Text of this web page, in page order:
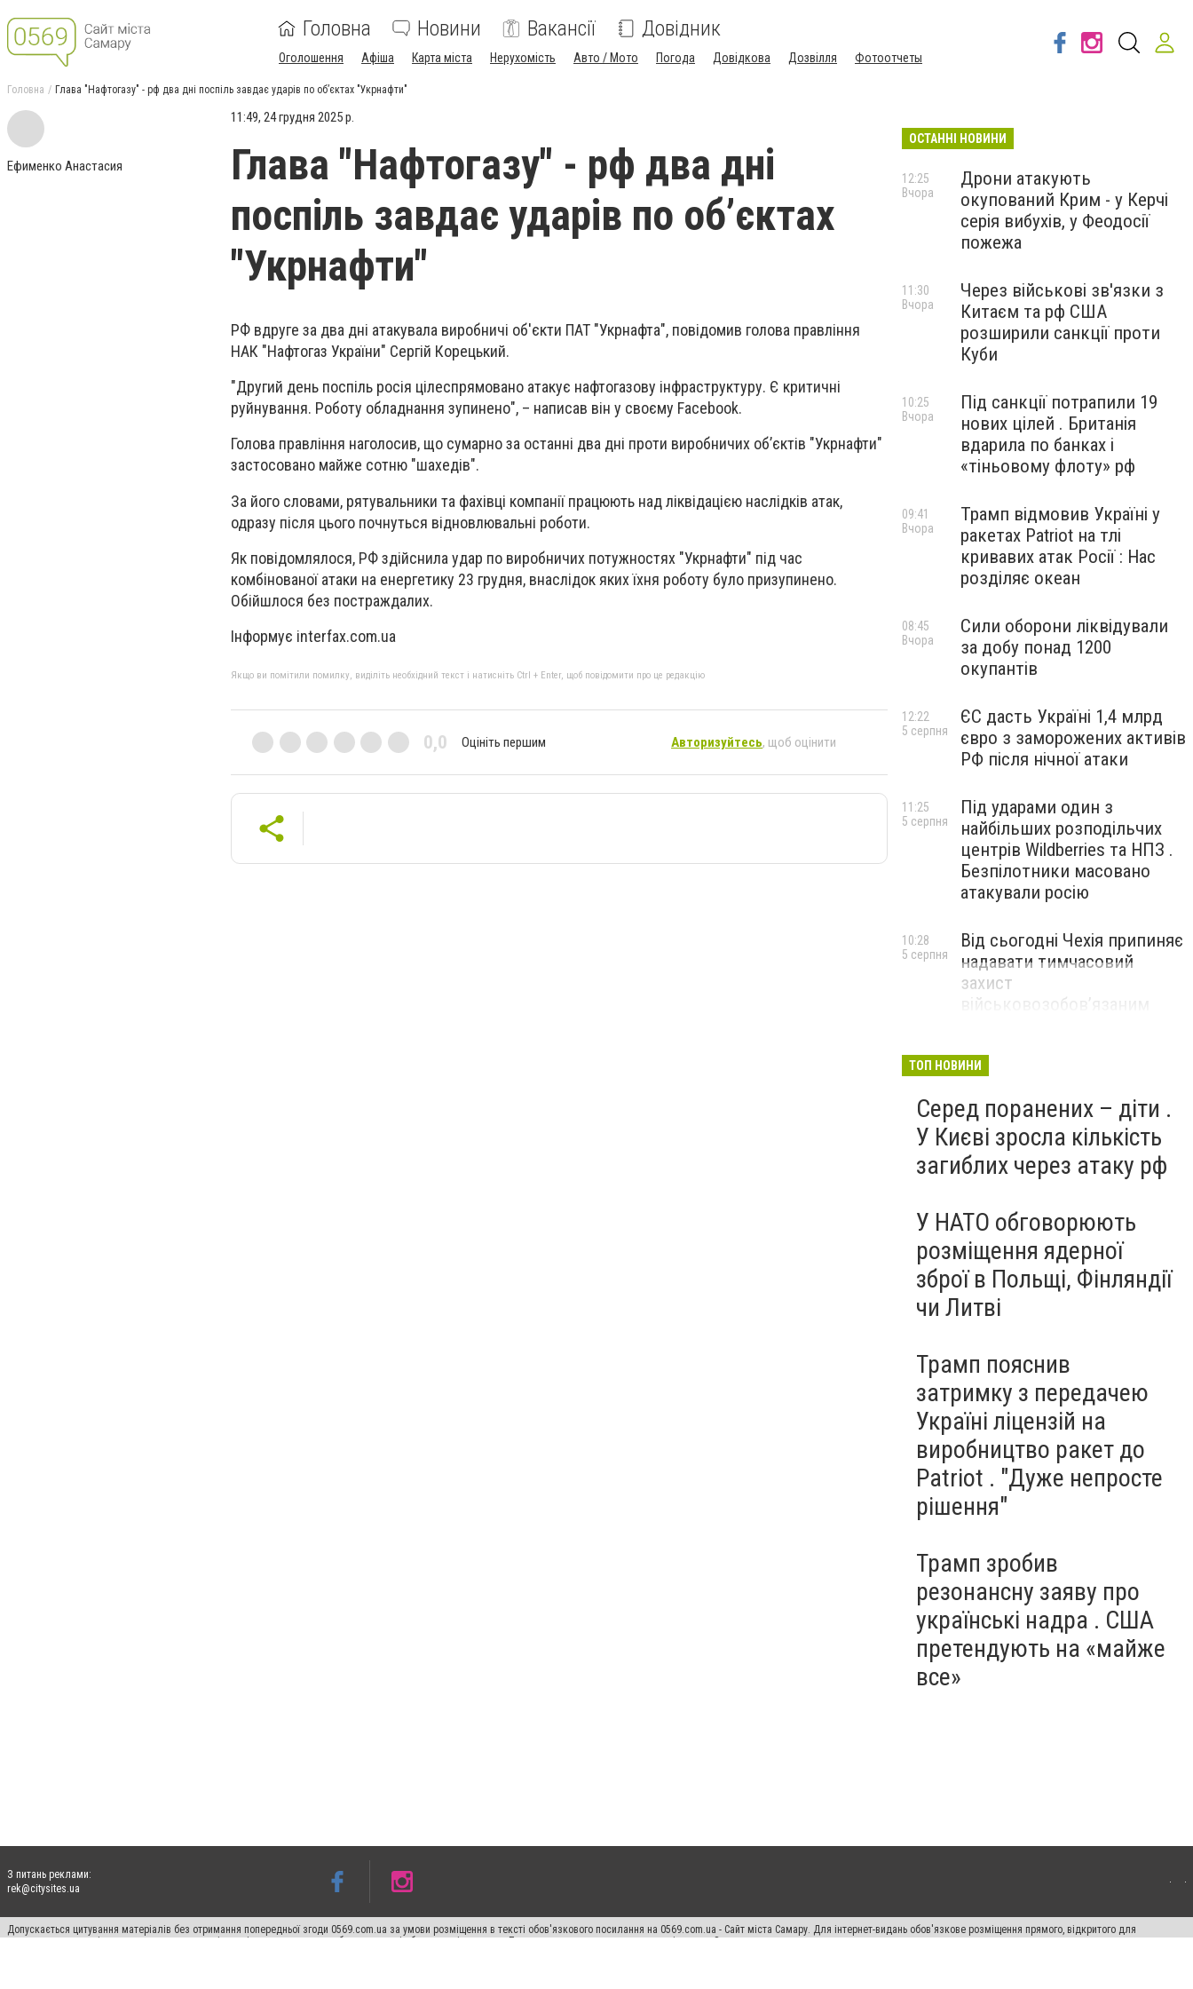
Головна Новини Вакансії Довідник
Оголошення Афіша Карта міста Нерухомість Авто / Мото Погода Довідкова Дозвілля Фотоотчеты
Головна Глава "Нафтогазу" - рф два дні поспіль завдає ударів по об’єктах "Укрнафти"
Ефименко Анастасия
11:49, 24 грудня 2025 р.
Глава "Нафтогазу" - рф два дні
поспіль завдає ударів по об’єктах
"Укрнафти"
РФ вдруге за два дні атакувала виробничі об'єкти ПАТ "Укрнафта", повідомив голова правління
НАК "Нафтогаз України" Сергій Корецький.
"Другий день поспіль росія цілеспрямовано атакує нафтогазову інфраструктуру. Є критичні
руйнування. Роботу обладнання зупинено", – написав він у своєму Facebook.
Голова правління наголосив, що сумарно за останні два дні проти виробничих обʼєктів "Укрнафти"
застосовано майже сотню "шахедів".
За його словами, рятувальники та фахівці компанії працюють над ліквідацією наслідків атак,
одразу після цього почнуться відновлювальні роботи.
Як повідомлялося, РФ здійснила удар по виробничих потужностях "Укрнафти" під час
комбінованої атаки на енергетику 23 грудня, внаслідок яких їхня роботу було призупинено.
Обійшлося без постраждалих.
Інформує interfax.com.ua
Якщо ви помітили помилку, виділіть необхідний текст і натисніть Ctrl + Enter, щоб повідомити про це редакцію
0,0 Оцініть першим Авторизуйтесь, щоб оцінити
ОСТАННІ НОВИНИ
Дрони атакують
окупований Крим - у Керчі
серія вибухів, у Феодосії
пожежа
12:25
Вчора
Через військові зв'язки з
Китаєм та рф США
розширили санкції проти
Куби
11:30
Вчора
Під санкції потрапили 19
нових цілей . Британія
вдарила по банках і
«тіньовому флоту» рф
10:25
Вчора
Трамп відмовив Україні у
ракетах Patriot на тлі
кривавих атак Росії : Нас
розділяє океан
09:41
Вчора
Сили оборони ліквідували
за добу понад 1200
окупантів
08:45
Вчора
ЄС дасть Україні 1,4 млрд
євро з заморожених активів
РФ після нічної атаки
12:22
5 серпня
Під ударами один з
найбільших розподільчих
центрів Wildberries та НПЗ .
Безпілотники масовано
атакували росію
11:25
5 серпня
Від сьогодні Чехія припиняє
надавати тимчасовий
захист
військовозобов’язаним
10:28
5 серпня
ТОП НОВИНИ
Серед поранених – діти .
У Києві зросла кількість
загиблих через атаку рф
У НАТО обговорюють
розміщення ядерної
зброї в Польщі, Фінляндії
чи Литві
Трамп пояснив
затримку з передачею
Україні ліцензій на
виробництво ракет до
Patriot . "Дуже непросте
рішення"
Трамп зробив
резонансну заяву про
українські надра . США
претендують на «майже
все»
З питань реклами:
rek@citysites.ua
Допускається цитування матеріалів без отримання попередньої згоди 0569.com.ua за умови розміщення в тексті обов'язкового посилання на 0569.com.ua - Сайт міста Самару. Для інтернет-видань обов'язкове розміщення прямого, відкритого для
пошукових систем гіперпосилання на цитовані статті не нижче другого абзацу в тексті або в якості джерела. Порушення виняткових прав переслідується Законом.